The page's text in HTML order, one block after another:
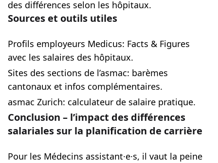
des différences selon les hôpitaux.
Sources et outils utiles
Profils employeurs Medicus: Facts & Figures
avec les salaires des hôpitaux.
Sites des sections de l’asmac: barèmes
cantonaux et infos complémentaires.
asmac Zurich: calculateur de salaire pratique.
Conclusion – l’impact des différences
salariales sur la planification de carrière
Pour les Médecins assistant·e·s, il vaut la peine